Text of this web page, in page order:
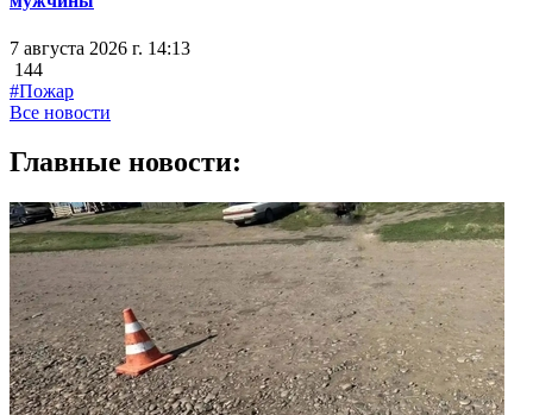
7 августа 2026 г. 14:13
144
#Пожар
Все новости
Главные новости: